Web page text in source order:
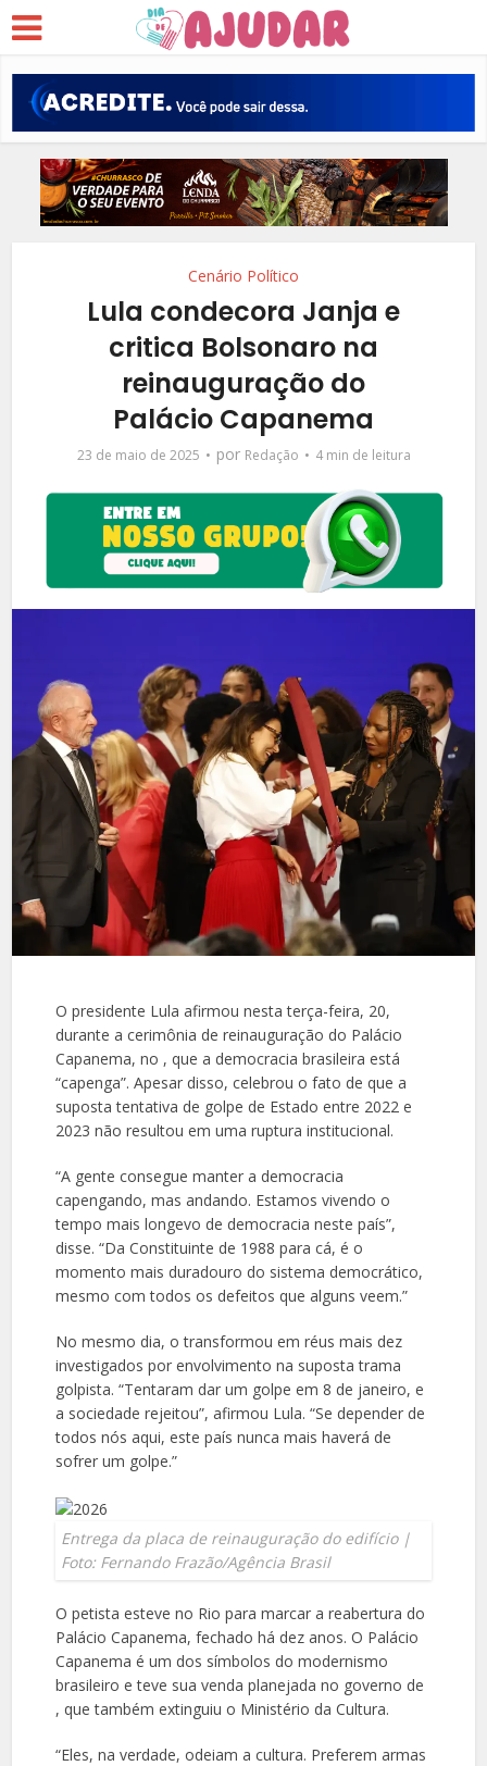
Cenário Político
Lula condecora Janja e
critica Bolsonaro na
reinauguração do
Palácio Capanema
23 de maio de 2025 por Redação 4 min de leitura
O presidente Lula afirmou nesta terça-feira, 20,
durante a cerimônia de reinauguração do Palácio
Capanema, no , que a democracia brasileira está
“capenga”. Apesar disso, celebrou o fato de que a
suposta tentativa de golpe de Estado entre 2022 e
2023 não resultou em uma ruptura institucional.
“A gente consegue manter a democracia
capengando, mas andando. Estamos vivendo o
tempo mais longevo de democracia neste país”,
disse. “Da Constituinte de 1988 para cá, é o
momento mais duradouro do sistema democrático,
mesmo com todos os defeitos que alguns veem.”
No mesmo dia, o transformou em réus mais dez
investigados por envolvimento na suposta trama
golpista. “Tentaram dar um golpe em 8 de janeiro, e
a sociedade rejeitou”, afirmou Lula. “Se depender de
todos nós aqui, este país nunca mais haverá de
sofrer um golpe.”
Entrega da placa de reinauguração do edifício |
Foto: Fernando Frazão/Agência Brasil
O petista esteve no Rio para marcar a reabertura do
Palácio Capanema, fechado há dez anos. O Palácio
Capanema é um dos símbolos do modernismo
brasileiro e teve sua venda planejada no governo de
, que também extinguiu o Ministério da Cultura.
“Eles, na verdade, odeiam a cultura. Preferem armas